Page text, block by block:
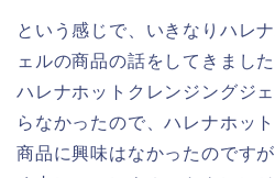
という感じで、いきなりハレ
ェルの商品の話をしてきまし
ハレナホットクレンジングジ
らなかったので、ハレナホッ
商品に興味はなかったのです